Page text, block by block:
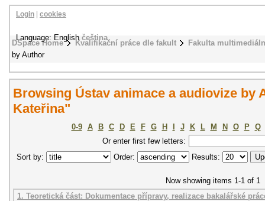
DSpace Home Kvalifikační práce dle fakult
Fakulta
by Author
Login cookies
Language: Englishčeština
Browsing Ústav animace a audiovize by
Kateřina"
0-9 A B C D E F G H J K L M N O P
Q
Or enter first few letters:
Sort by:
Order: Results:
Now showing items 1-1 of 1
1. Teoretická část: Dokumentace přípravy, realizace bakalářské